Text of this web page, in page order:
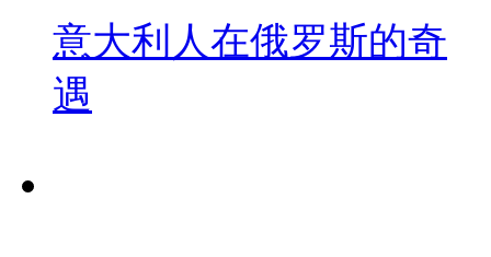
意大利人在俄罗斯的奇
遇